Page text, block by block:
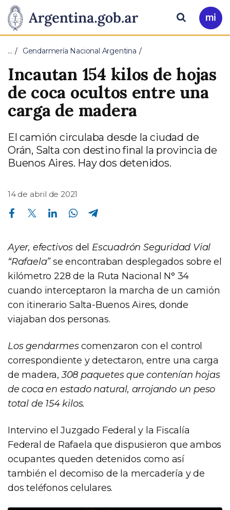
Presidencia
de
la
Nación
Pasar al contenido principal
Ir
a
Buscar
… Gendarmería Nacional Argentina
Incautan 154 kilos de hojas
de coca ocultos entre una
carga de madera
El camión circulaba desde la ciudad de
Orán, Salta con destino final la provincia de
Buenos Aires. Hay dos detenidos.
14 de abril de 2021
Compartir en Facebook Compartir en Twitter Compartir en Linkedin Compartir en Whatsapp
Ayer, efectivos del Escuadrón Seguridad Vial
“Rafaela”se encontraban desplegados sobre el
kilómetro 228 de la Ruta Nacional N° 34
cuando interceptaron la marcha de un camión
con itinerario Salta-Buenos Aires, donde
viajaban dos personas.
Los gendarmescomenzaron con el control
correspondiente y detectaron, entre una carga
de madera,308 paquetes que contenían hojas
de coca en estado natural, arrojando un peso
total de 154 kilos.
Intervino el Juzgado Federal y la Fiscalía
Federal de Rafaela que dispusieron que ambos
ocupantes queden detenidos como así
también el decomiso de la mercadería y de
dos teléfonos celulares.